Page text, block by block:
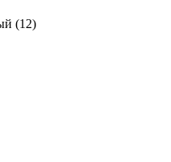
(12)